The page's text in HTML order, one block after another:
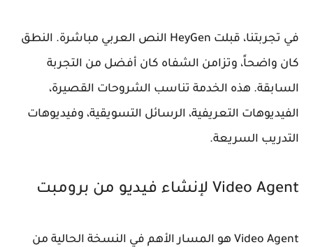
في تجربتنا، قبلت HeyGen النص العربي مباشرة. النطق
كان واضحاً، وتزامن الشفاه كان أفضل من التجربة
السابقة. هذه الخدمة تناسب الشروحات القصيرة،
الفيديوهات التعريفية، الرسائل التسويقية، وفيديوهات
التدريب السريعة.
Video Agent لإنشاء فيديو من برومبت
Video Agent هو المسار الأهم في النسخة الحالية من